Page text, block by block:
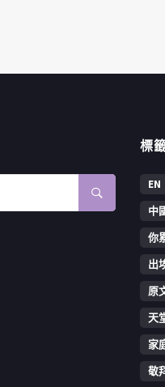
標
EN
中
你
出
原
天
家
敬